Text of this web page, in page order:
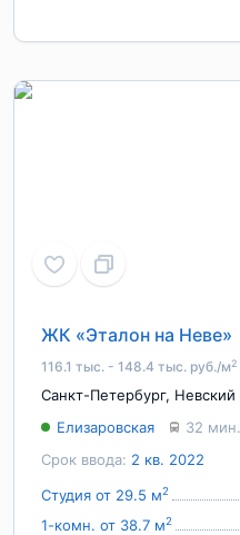
ЖК «Эталон на Неве»
116.1 тыс. - 148.4 тыс. руб./м2
Санкт-Петербург, Невский
Срок ввода: 2 кв. 2022
Елизаровская 32 мин.
Студия от 29.5 м2
1-комн. от 38.7 м2